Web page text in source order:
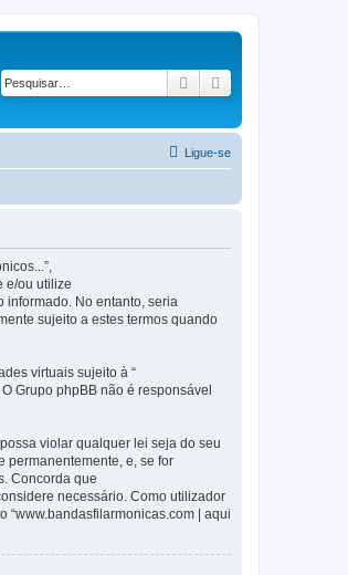
Pesquisar
Ligue-se
e/ou utilize
informado. No entanto, seria
sujeito a estes termos quando
virtuais sujeito à “
Grupo phpBB não é responsável
violar qualquer lei seja do seu
permanentemente, e, se for
Concorda que
necessário. Como utilizador
“www.bandasfilarmonicas.com | aqui